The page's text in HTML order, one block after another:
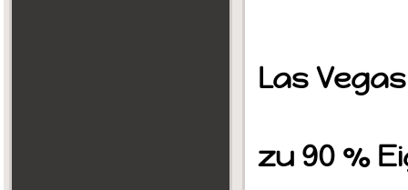
Las
zu 90 %